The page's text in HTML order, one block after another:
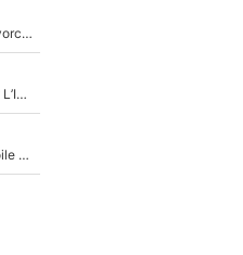
Frank McCourt et Pablo Longoria : Les coulisses d’un divorce coûteux qui ruine l’OM à petit feu…
Kylian Mbappé et Lamine Yamal ont de la concurrence ? L’IA annonce les 5 joueurs qui vont dominer le football dans les années à venir !
«On l’achète et on vous le prête» : Fabrizio Romano dévoile déjà la stratégie du PSG avec le transfert de Zion Suzuki !